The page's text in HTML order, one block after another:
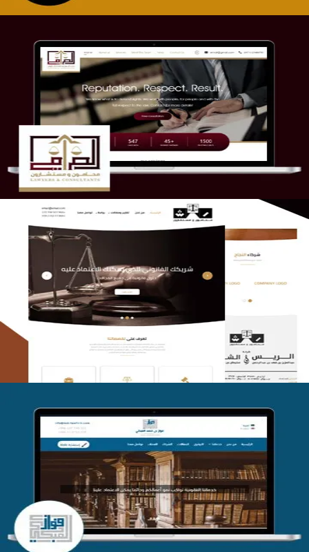
موقع الصرامي للمحاماة
التفاصيل
الريس والشعلان للمحاماة
التفاصيل
موقع فواز المبكي للمحاماة
التفاصيل